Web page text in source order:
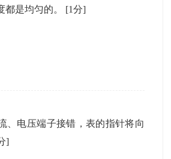
都是均匀的。 [1分]
、电压端子接错，表的指针将向
]